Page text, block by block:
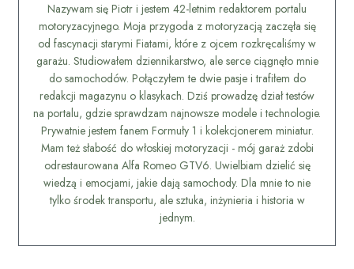
Nazywam się Piotr i jestem 42-letnim redaktorem portalu
motoryzacyjnego. Moja przygoda z motoryzacją zaczęła się
od fascynacji starymi Fiatami, które z ojcem rozkręcaliśmy w
garażu. Studiowałem dziennikarstwo, ale serce ciągnęło mnie
do samochodów. Połączyłem te dwie pasje i trafiłem do
redakcji magazynu o klasykach. Dziś prowadzę dział testów
na portalu, gdzie sprawdzam najnowsze modele i technologie.
Prywatnie jestem fanem Formuły 1 i kolekcjonerem miniatur.
Mam też słabość do włoskiej motoryzacji - mój garaż zdobi
odrestaurowana Alfa Romeo GTV6. Uwielbiam dzielić się
wiedzą i emocjami, jakie dają samochody. Dla mnie to nie
tylko środek transportu, ale sztuka, inżynieria i historia w
jednym.